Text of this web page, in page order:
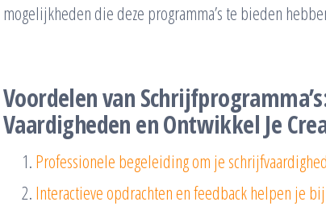
mogelijkheden die deze programma’s te bieden
Voordelen van
Vaardigheden en Ontwikkel Je
Professionele begeleiding om je
Interactieve opdrachten en feedback helpen je